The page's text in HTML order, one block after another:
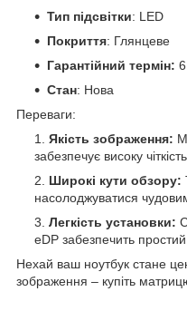
Тип підсвітки: LED
Покриття: Глянцеве
Гарантійний термін:
Стан: Нова
Переваги:
Якість зображення:
забезпечує високу
Широкі кути обзору:
насолоджуватися
Легкість установки:
eDP забезпечить
Нехай ваш ноутбук стане
зображення – купіть